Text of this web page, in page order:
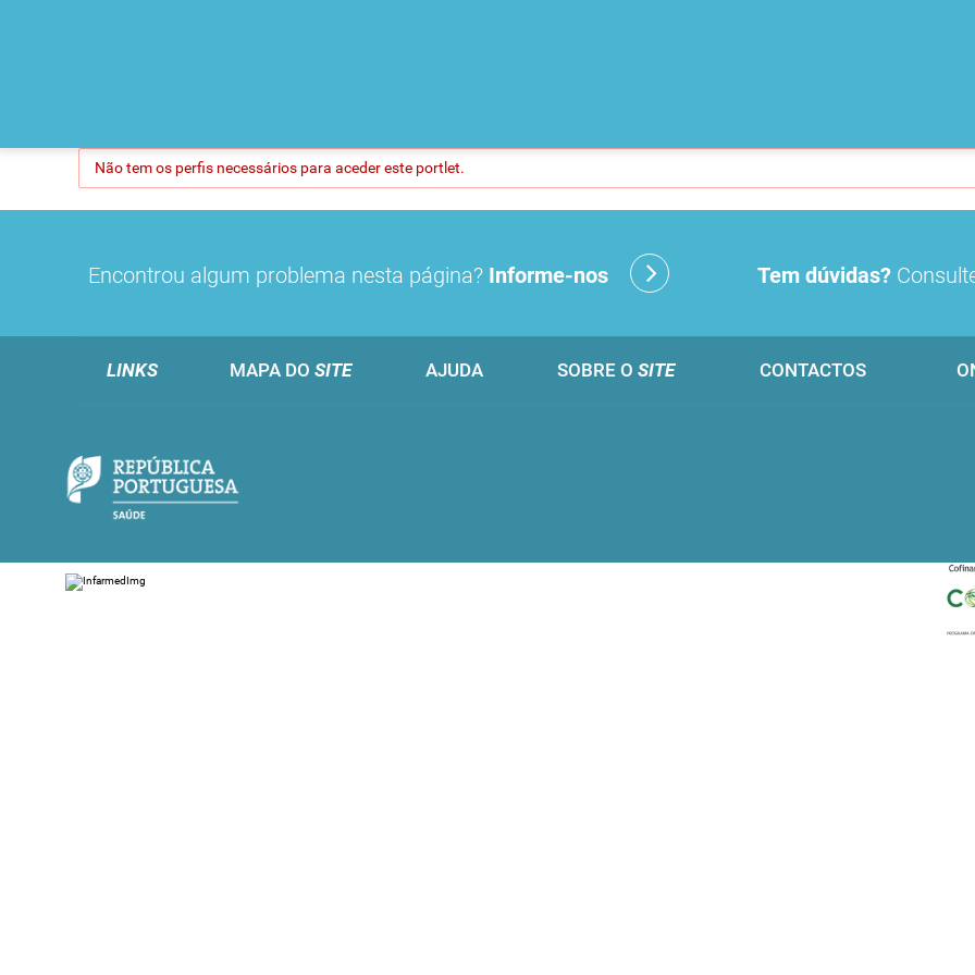
Não tem os perfis necessários para aceder este portlet.
Encontrou algum problema nesta página? Informe-nos Tem dúvidas?
LINKS MAPA DO SITE AJUDA SOBRE O SITE CONTACTOS